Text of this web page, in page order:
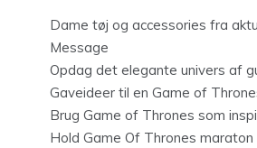
Dame tøj og accessories fra
Message
Opdag det elegante univers af
Gaveideer til en Game of
Brug Game of Thrones som
Hold Game Of Thrones maraton